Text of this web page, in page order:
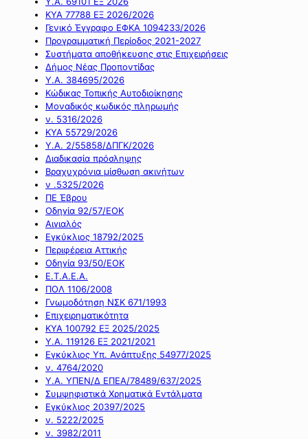
ΚΥΑ 77788 ΕΞ 2026/2026
Γενικό Έγγραφο ΕΦΚΑ 1094233/2026
Προγραμματική Περίοδος 2021-2027
Συστήματα αποθήκευσης στις Επιχειρήσεις
Δήμος Νέας Προποντίδας
Υ.Α. 384695/2026
Κώδικας Τοπικής Αυτοδιοίκησης
Μοναδικός κωδικός πληρωμής
ν. 5316/2026
ΚΥΑ 55729/2026
Υ.Α. 2/55858/ΔΠΓΚ/2026
Διαδικασία πρόσληψης
Βραχυχρόνια μίσθωση ακινήτων
ν .5325/2026
ΠΕ Έβρου
Οδηγία 92/57/ΕΟΚ
Αιγιαλός
Εγκύκλιος 18792/2025
Περιφέρεια Αττικής
Οδηγία 93/50/ΕΟΚ
Ε.Τ.Α.Ε.Α.
ΠΟΛ 1106/2008
Γνωμοδότηση ΝΣΚ 671/1993
Επιχειρηματικότητα
ΚΥΑ 100792 ΕΞ 2025/2025
Υ.Α. 119126 ΕΞ 2021/2021
Εγκύκλιος Υπ. Ανάπτυξης 54977/2025
ν. 4764/2020
Υ.Α. ΥΠΕΝ/Δ ΕΠΕΑ/78489/637/2025
Συμψηφιστικά Χρηματικά Εντάλματα
Εγκύκλιος 20397/2025
ν. 5222/2025
ν. 3982/2011